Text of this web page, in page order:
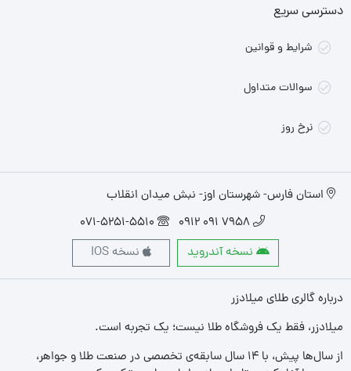
دسترسی سریع
شرایط و قوانین
سوالات متداول
نرخ روز
استان فارس- شهرستان اوز- نبش میدان انقلاب
7958 091 0912
071-5251-5510
نسخه آندروید
نسخه IOS
درباره گالری طلای میلادزر
میلادزر، فقط یک فروشگاه طلا نیست؛ یک تجربه‌ است.
از سال‌ها پیش، با ۱۴ سال سابقه‌ی تخصصی در صنعت طلا و جواهر،